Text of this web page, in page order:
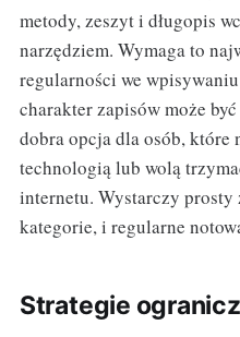
metody, zeszyt i długopis
narzędziem. Wymaga to
regularności we
charakter zapisów może
dobra opcja dla osób, które
technologią lub wolą
internetu. Wystarczy prosty
kategorie, i regularne
Strategie